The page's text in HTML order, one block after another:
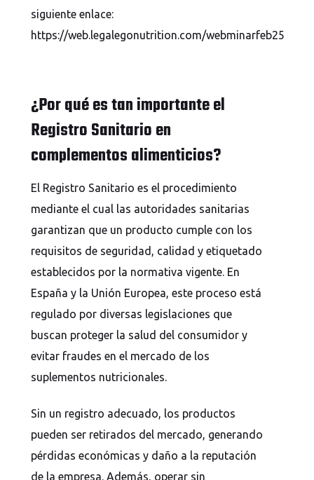
siguiente enlace:
https://web.legalegonutrition.com/webminarfeb25
¿Por qué es tan importante el
Registro Sanitario en
complementos alimenticios?
El Registro Sanitario es el procedimiento
mediante el cual las autoridades sanitarias
garantizan que un producto cumple con los
requisitos de seguridad, calidad y etiquetado
establecidos por la normativa vigente. En
España y la Unión Europea, este proceso está
regulado por diversas legislaciones que
buscan proteger la salud del consumidor y
evitar fraudes en el mercado de los
suplementos nutricionales.
Sin un registro adecuado, los productos
pueden ser retirados del mercado, generando
pérdidas económicas y daño a la reputación
de la empresa. Además, operar sin